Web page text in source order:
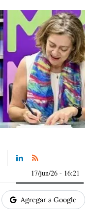
17/jun/26 - 16:21
Agregar a Google